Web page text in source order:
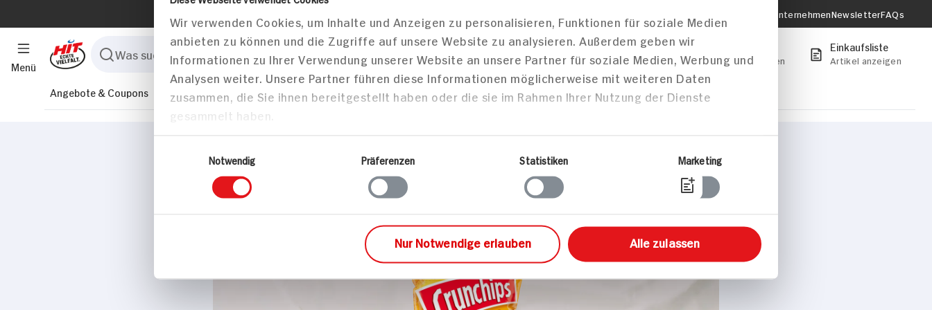
Menü
UnternehmenNewsletterFAQs
HIT-Konto
Jetzt anmelden Jetzt Markt wählen
Wählen Sie jetzt Ihren Markt um
Einkaufsliste
Artikel anzeigen
Angebote & Coupons Sortiment Marktfinder Karriere